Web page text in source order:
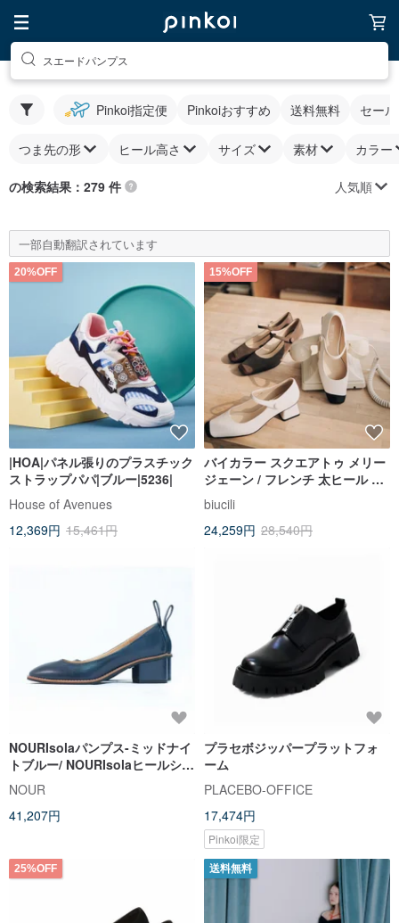
スエードパンプス
Pinkoi指定便 Pinkoiおすすめ 送料無料 セー
つま先の形 ヒール高さ サイズ 素材 カラー
の検索結果：279 件 人気順
一部自動翻訳されています
20%OFF
|HOA|パネル張りのプラスチック
ストラップパパ|ブルー|5236|
House of Avenues
12,369円 15,461円
15%OFF
バイカラー スクエアトゥ メリー
ジェーン / フレンチ 太ヒール パ
ンプス / 春夏 通勤 レディースシ
ューズ
biucili
24,259円 28,540円
NOURIsolaパンプス-ミッドナイ
トブルー/ NOURIsolaヒールシュ
ーズ-ダークブルー
NOUR
41,207円
プラセボジッパープラットフォ
ーム
PLACEBO-OFFICE
17,474円
Pinkoi限定
25%OFF 送料無料